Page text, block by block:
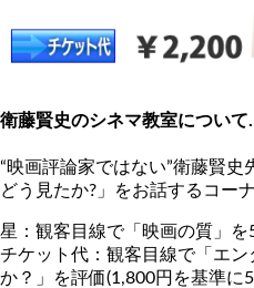
衛藤賢史のシネマ教室につい
“映画評論家ではない”衛藤賢
どう見たか?」をお話するコー
星：観客目線で「映画の質」を
チケット代：観客目線で「エ
か？」を評価(1,800円を基準に